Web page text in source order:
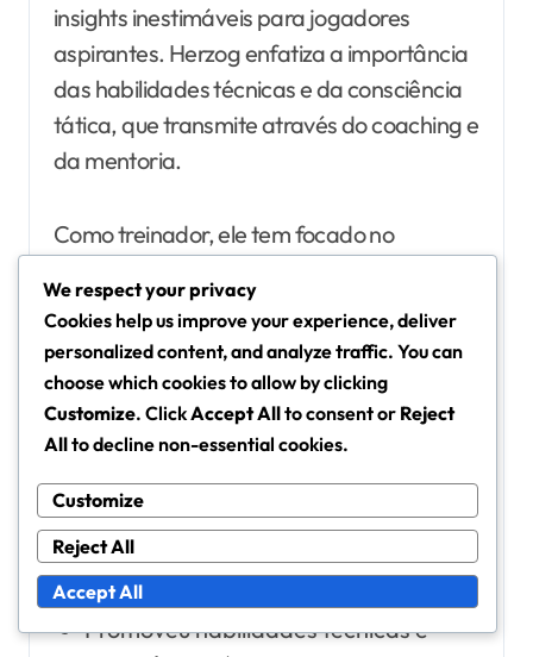
insights inestimáveis para jogadores
aspirantes. Herzog enfatiza a importância
das habilidades técnicas e da consciência
tática, que transmite através do coaching e
da mentoria.
Como treinador, ele tem focado no
juventude que priorizam o desenvolvimento
de habilidades e o trabalho em equipa.
Esta abordagem tem fomentado uma
nova geração de jogadores que estão
melhor preparados para competir no palco
internacional. O seu compromisso em nutrir
talento resultou num panorama do futebol
austríaco mais competitivo.
Promoveu habilidades técnicas e
We respect your privacy
Cookies help us improve your experience, deliver
personalized content, and analyze traffic. You can
choose which cookies to allow by clicking
Customize. ClickAccept Allto consent or Reject
Allto decline non-essential cookies.
Customize
Reject All
Accept All